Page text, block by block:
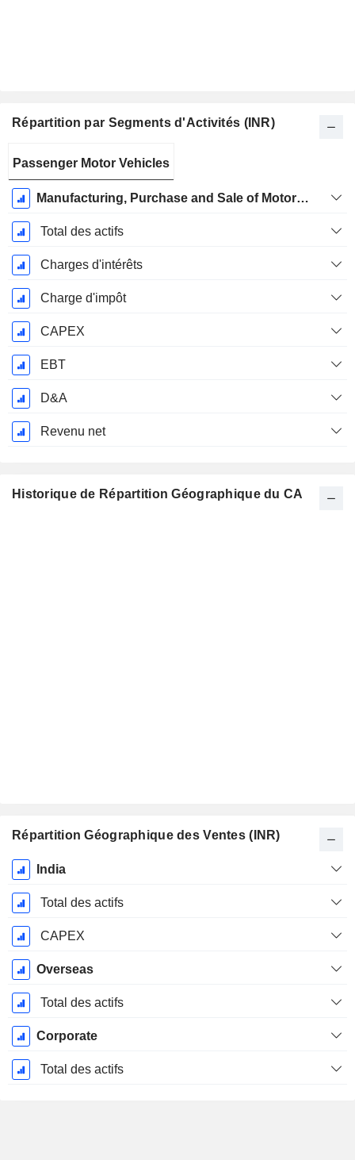
Répartition par Segments d'Activités (INR)
Fiscale:
Mars
Passenger Motor Vehicles
Manufacturing, Purchase and Sale of Motor Vehicles, Components and Spare Parts
Total des actifs
Charges d'intérêts
Charge d'impôt
CAPEX
EBT
D&A
Revenu net
Historique de Répartition Géographique du CA
Répartition Géographique des Ventes (INR)
Période
Fiscale:
Mars
India
Total des actifs
CAPEX
Overseas
Total des actifs
Corporate
Total des actifs